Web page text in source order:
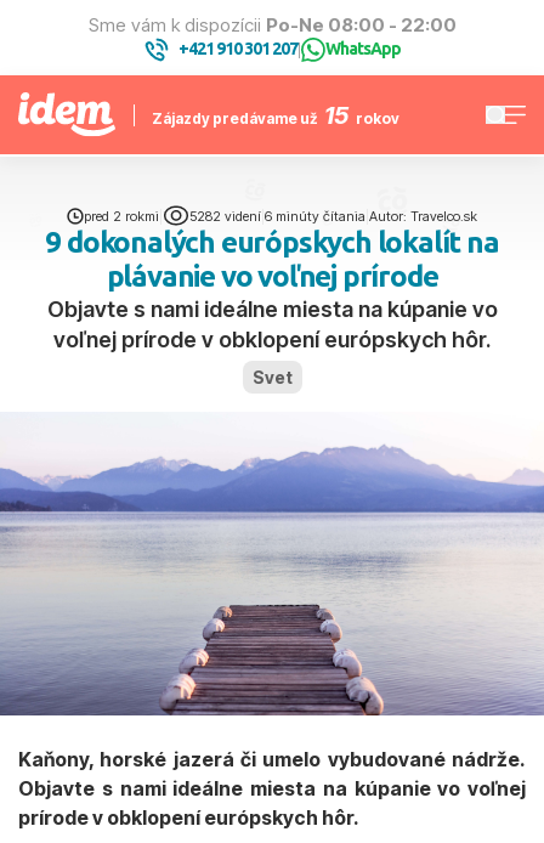
Sme vám k dispozícii Po-Ne 08:00 - 22:00
+421 910 301 207| WhatsApp
Zájazdy predávame už 15 rokov
pred 2 rokmi 5282 videní 6 minúty čítania Autor: Travelco.sk
9 dokonalých európskych lokalít na
plávanie vo voľnej prírode
Objavte s nami ideálne miesta na kúpanie vo
voľnej prírode v obklopení európskych hôr.
Svet
Kaňony, horské jazerá či umelo vybudované nádrže.
Objavte s nami ideálne miesta na kúpanie vo voľnej
prírode v obklopení európskych hôr.